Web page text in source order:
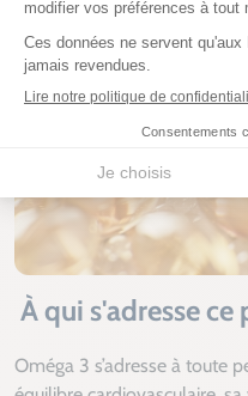
À qui s'adresse ce
Oméga 3 s’adresse à toute